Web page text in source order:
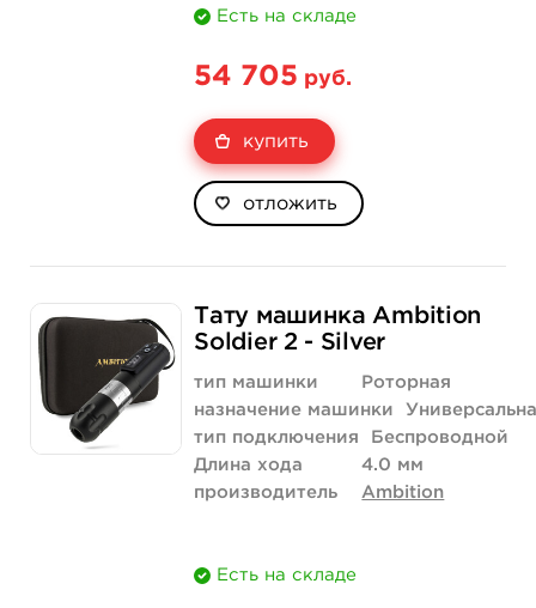
Есть на складе
54 705 руб.
купить
отложить
Тату машинка Ambition
Soldier 2 - Silver
тип машинки
Роторная
назначение машинки
тип подключения
Беспроводной
Длина хода
4.0 мм
производитель
Ambition
Есть на складе